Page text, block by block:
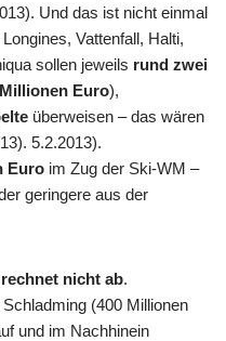
Und das ist nicht einmal
Longines, Vattenfall, Halti,
sollen jeweils rund zwei
Euro),
überweisen – das wären
5.2.2013).
Euro im Zug der Ski-WM –
geringere aus der
nicht ab.
Schladming (400 Millionen
und im Nachhinein